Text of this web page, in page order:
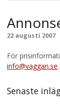
Kontakt
22 augusti 2007
För
info@vaggan.se.
Senaste